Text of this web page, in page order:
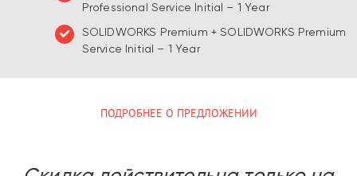
Professional Service Initial – 1 Year
SOLIDWORKS Premium + SOLIDWORKS Premium
Service Initial – 1 Year
ПОДРОБНЕЕ О ПРЕДЛОЖЕНИИ